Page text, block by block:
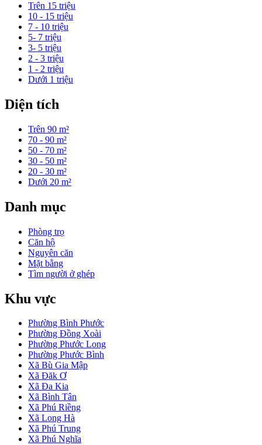
Trên 15 triệu
10 - 15 triệu
7 - 10 triệu
5- 7 triệu
3- 5 triệu
2 - 3 triệu
1 - 2 triệu
Dưới 1 triệu
Diện tích
Trên 90 m²
70 - 90 m²
50 - 70 m²
30 - 50 m²
20 - 30 m²
Dưới 20 m²
Danh mục
Phòng trọ
Căn hộ
Nguyên căn
Mặt bằng
Tìm người ở ghép
Khu vực
Phường Bình Phước
Phường Đồng Xoài
Phường Phước Long
Phường Phước Bình
Xã Bù Gia Mập
Xã Đăk Ơ
Xã Đa Kia
Xã Bình Tân
Xã Phú Riềng
Xã Long Hà
Xã Phú Trung
Xã Phú Nghĩa